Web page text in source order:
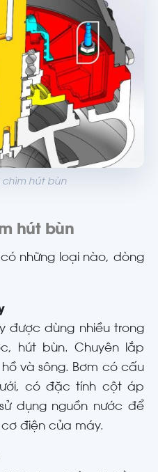
chìm hút bùn
hút bùn
những loại nào, dòng
được dùng nhiều trong
hút bùn. Chuyên lắp
và sông. Bơm có cấu
có đặc tính cột áp
dụng nguồn nước để
điện của máy.